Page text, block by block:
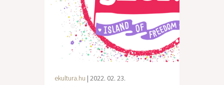
ekultura.hu | 2022. 02. 23.